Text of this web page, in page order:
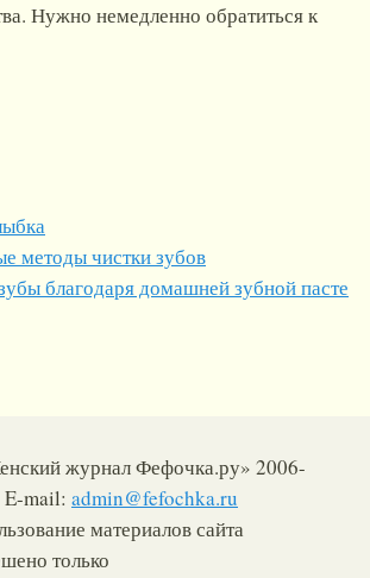
Нужно немедленно обратиться к
методы чистки зубов
благодаря домашней зубной пасте
журнал Фефочка.ру» 2006-
mail: admin@fefochka.ru
материалов сайта
только